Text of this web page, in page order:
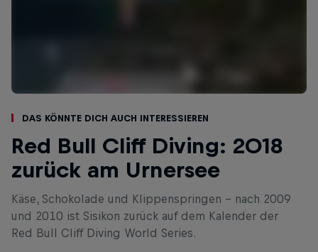
Das könnte dich auch interessieren
Red Bull Cliff Diving: 2018
zurück am Urnersee
Käse, Schokolade und Klippenspringen – nach 2009
und 2010 ist Sisikon zurück auf dem Kalender der
Red Bull Cliff Diving World Series.